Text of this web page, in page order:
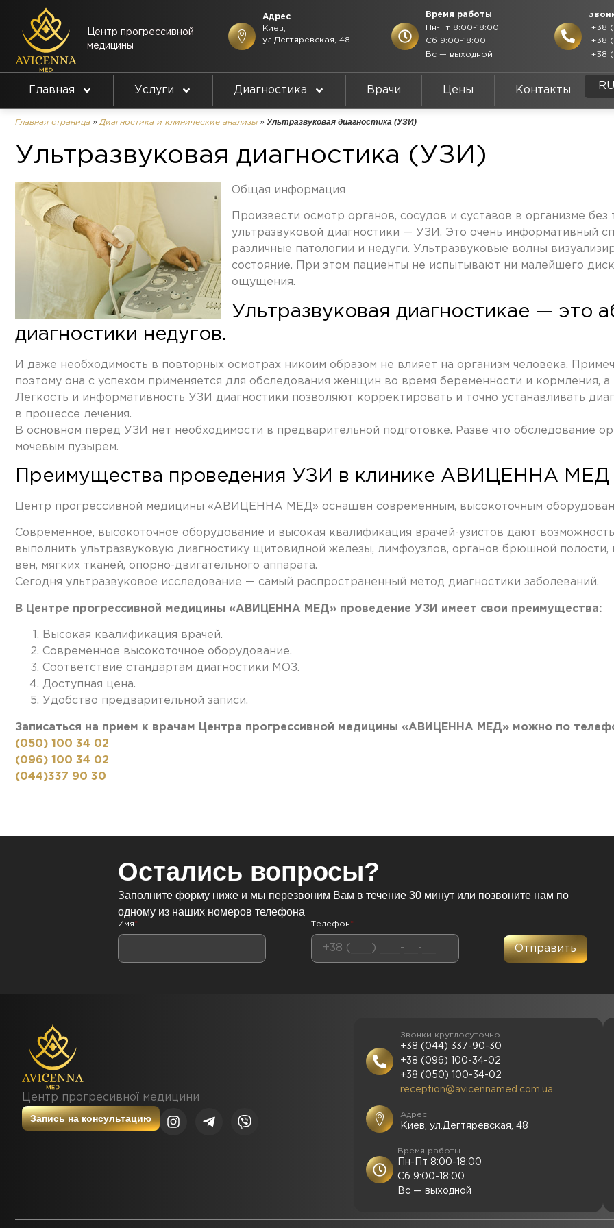
Центр прогрессивной
медицины
Адрес
Киев,
ул.Дегтяревская, 48
Время работы
Пн-Пт 8:00-18:00
Сб 9:00-18:00
Вс — выходной
+38
+38
+38
Главная Услуги Диагностика Врачи Цены Контакты RU
UK
Главная страница » Диагностика и клинические анализы » Ультразвуковая диагностика (УЗИ)
Ультразвуковая диагностика (УЗИ)
Общая информация
Произвести осмотр органов, сосудов и суставов в организме
ультразвуковой диагностики — УЗИ. Это очень информативный
различные патологии и недуги. Ультразвуковые волны
состояние. При этом пациенты не испытывают ни малейшего
ощущения.
Ультразвуковая диагностикае — это
диагностики недугов.
И даже необходимость в повторных осмотрах никоим образом не влияет на организм человека.
поэтому она с успехом применяется для обследования женщин во время беременности и кормления,
Легкость и информативность УЗИ диагностики позволяют корректировать и точно устанавливать
в процессе лечения.
В основном перед УЗИ нет необходимости в предварительной подготовке. Разве что обследование
мочевым пузырем.
Преимущества проведения УЗИ в клинике АВИЦЕННА МЕД
Центр прогрессивной медицины «АВИЦЕННА МЕД» оснащен современным, высокоточным
Современное, высокоточное оборудование и высокая квалификация врачей-узистов дают
выполнить ультразвуковую диагностику щитовидной железы, лимфоузлов, органов брюшной полости,
вен, мягких тканей, опорно-двигательного аппарата.
Сегодня ультразвуковое исследование — самый распространенный метод диагностики заболеваний.
В Центре прогрессивной медицины «АВИЦЕННА МЕД» проведение УЗИ имеет свои преимущества:
Высокая квалификация врачей.
Современное высокоточное оборудование.
Соответствие стандартам диагностики МОЗ.
Доступная цена.
Удобство предварительной записи.
Записаться на прием к врачам Центра прогрессивной медицины «АВИЦЕННА МЕД» можно по
(050) 100 34 02
(096) 100 34 02
(044)337 90 30
Остались вопросы?
Заполните форму ниже и мы перезвоним Вам в течение 30 минут или позвоните нам по
одному из наших номеров телефона
Имя* Телефон*
Центр прогресивної медицини
Запись на консультацию
Звонки круглосуточно
+38 (044) 337-90-30
+38 (096) 100-34-02
+38 (050) 100-34-02
reception@avicennamed.com.ua
Адрес
Киев, ул.Дегтяревская, 48
Время работы
Пн-Пт 8:00-18:00
Сб 9:00-18:00
Вс — выходной